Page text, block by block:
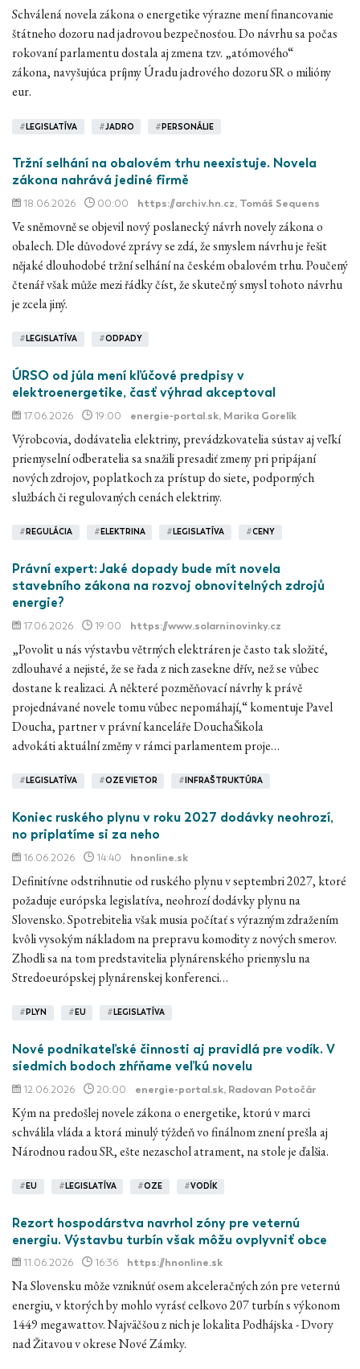
Schválená novela zákona o energetike výrazne mení financovanie
štátneho dozoru nad jadrovou bezpečnosťou. Do návrhu sa počas
rokovaní parlamentu dostala aj zmena tzv. „atómového“
zákona, navyšujúca príjmy Úradu jadrového dozoru SR o milióny
eur.
# LEGISLATÍVA #JADRO # PERSONÁLIE
Tržní selhání na obalovém trhu neexistuje. Novela
zákona nahrává jediné firmě
18.06.2026 00:00 https://archiv.hn.cz, Tomáš Sequens
Ve sněmovně se objevil nový poslanecký návrh novely zákona o
obalech. Dle důvodové zprávy se zdá, že smyslem návrhu je řešit
nějaké dlouhodobé tržní selhání na českém obalovém trhu. Poučený
čtenář však může mezi řádky číst, že skutečný smysl tohoto návrhu
je zcela jiný.
#LEGISLATÍVA #ODPADY
ÚRSO od júla mení kľúčové predpisy v
elektroenergetike, časť výhrad akceptoval
17.06.2026 19:00 energie-portal.sk, Marika Gorelík
Výrobcovia, dodávatelia elektriny, prevádzkovatelia sústav aj veľkí
priemyselní odberatelia sa snažili presadiť zmeny pri pripájaní
nových zdrojov, poplatkoch za prístup do siete, podporných
službách či regulovaných cenách elektriny.
#REGULÁCIA #ELEKTRINA #LEGISLATÍVA #CENY
Právní expert: Jaké dopady bude mít novela
stavebního zákona na rozvoj obnovitelných zdrojů
energie?
17.06.2026 19:00 https://www.solarninovinky.cz
„Povolit u nás výstavbu větrných elektráren je často tak složité,
zdlouhavé a nejisté, že se řada z nich zasekne dřív, než se vůbec
dostane k realizaci. A některé pozměňovací návrhy k právě
projednávané novele tomu vůbec nepomáhají,“ komentuje Pavel
Doucha, partner v právní kanceláře DouchaŠikola
advokáti aktuální změny v rámci parlamentem proje…
# LEGISLATÍVA #OZE VIETOR # INFRAŠTRUKTÚRA
Koniec ruského plynu v roku 2027 dodávky neohrozí,
no priplatíme si za neho
16.06.2026 14:40 hnonline.sk
Definitívne odstrihnutie od ruského plynu v septembri 2027, ktoré
požaduje európska legislatíva, neohrozí dodávky plynu na
Slovensko. Spotrebitelia však musia počítať s výrazným zdražením
kvôli vysokým nákladom na prepravu komodity z nových smerov.
Zhodli sa na tom predstavitelia plynárenského priemyslu na
Stredoeurópskej plynárenskej konferenci…
# PLYN # EU # LEGISLATÍVA
Nové podnikateľské činnosti aj pravidlá pre vodík. V
siedmich bodoch zhŕňame veľkú novelu
12.06.2026 20:00 energie-portal.sk, Radovan Potočár
Kým na predošlej novele zákona o energetike, ktorú v marci
schválila vláda a ktorá minulý týždeň vo finálnom znení prešla aj
Národnou radou SR, ešte nezaschol atrament, na stole je ďalšia.
# EU # LEGISLATÍVA #OZE #VODÍK
Rezort hospodárstva navrhol zóny pre veternú
energiu. Výstavbu turbín však môžu ovplyvniť obce
11.06.2026 16:36 https://hnonline.sk
Na Slovensku môže vzniknúť osem akceleračných zón pre veternú
energiu, v ktorých by mohlo vyrásť celkovo 207 turbín s výkonom
1449 megawattov. Najväčšou z nich je lokalita Podhájska - Dvory
nad Žitavou v okrese Nové Zámky.